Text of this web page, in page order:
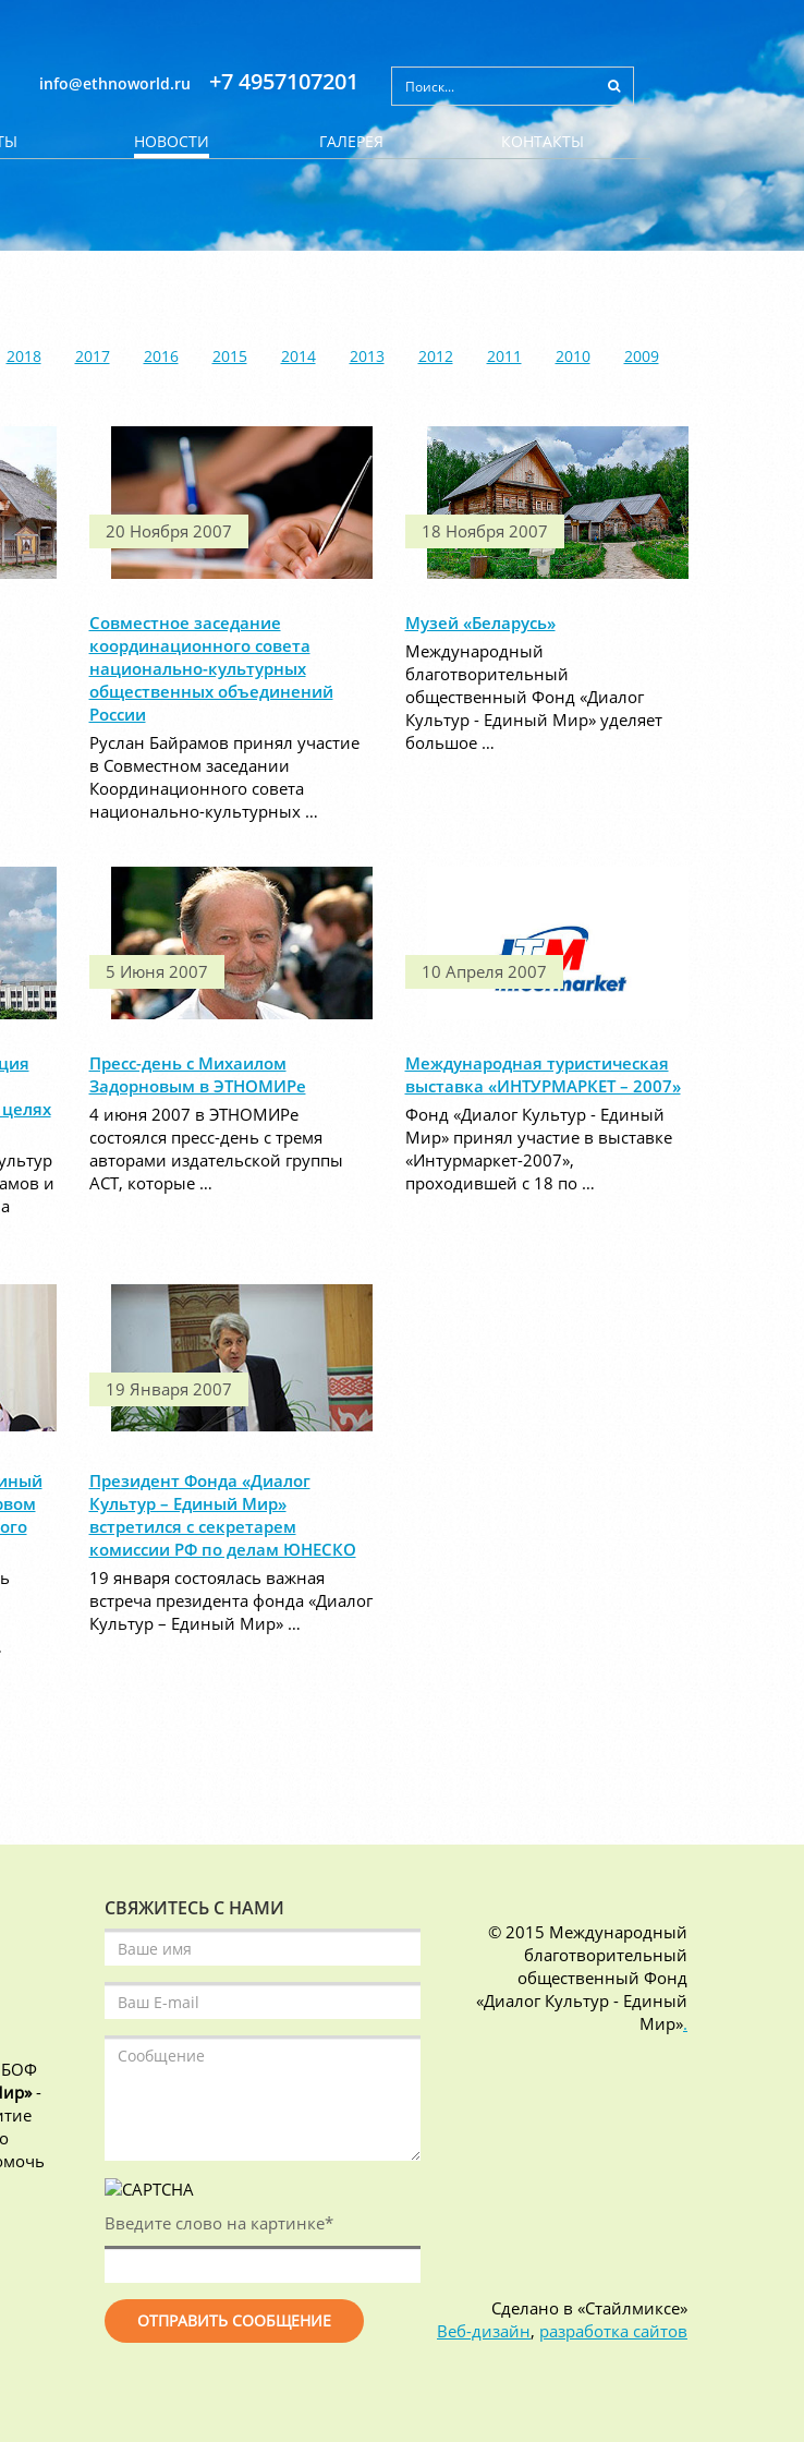
info@ethnoworld.ru +7 4957107201
НОВОСТИ ГАЛЕРЕЯ КОНТАКТЫ
2018 2017 2016 2015 2014 2013 2012 2011 2010
2009
20 Ноября 2007
Совместное заседание
координационного совета
национально-культурных
общественных объединений
России
Руслан Байрамов принял участие
в Совместном заседании
Координационного совета
национально-культурных …
18 Ноября 2007
Музей «Беларусь»
Международный
благотворительный
общественный Фонд «Диалог
Культур - Единый Мир» уделяет
большое …
и
5 Июня 2007
Пресс-день с Михаилом
Задорновым в ЭТНОМИРе
4 июня 2007 в ЭТНОМИРе
состоялся пресс-день с тремя
авторами издательской группы
АСТ, которые …
10 Апреля 2007
Международная туристическая
выставка «ИНТУРМАРКЕТ – 2007»
Фонд «Диалог Культур - Единый
Мир» принял участие в выставке
«Интурмаркет-2007»,
проходившей с 18 по …
19 Января 2007
Президент Фонда «Диалог
Культур – Единый Мир»
встретился с секретарем
комиссии РФ по делам ЮНЕСКО
19 января состоялась важная
встреча президента фонда «Диалог
Культур – Единый Мир» …
-
СВЯЖИТЕСЬ С НАМИ
Введите слово на картинке*
© 2015 Международный
благотворительный
общественный Фонд
«Диалог Культур - Единый
Мир».
Сделано в «Стайлмиксе»
Веб-дизайн, разработка сайтов